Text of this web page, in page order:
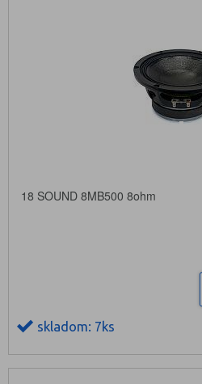
18 SOUND 8MB500 8ohm
skladom: 7ks